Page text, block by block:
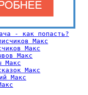
- как попасть?
Макс
Макс
Макс
Макс
Макс
Макс